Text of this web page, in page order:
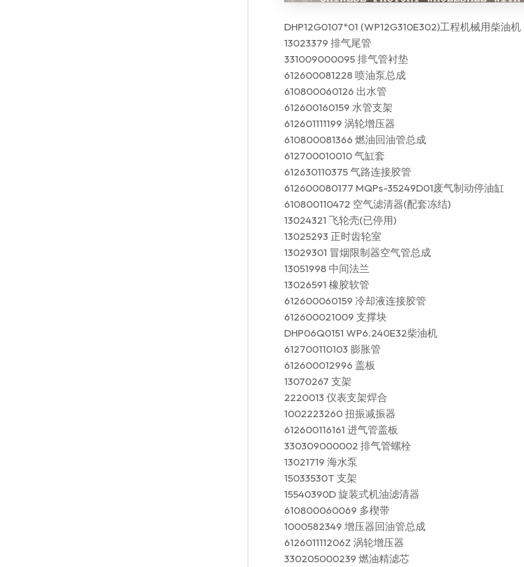
DHP12G0107*01 (WP12G310E302)工程机械用柴油机
13023379 排气尾管
331009000095 排气管衬垫
612600081228 喷油泵总成
610800060126 出水管
612600160159 水管支架
612601111199 涡轮增压器
610800081366 燃油回油管总成
612700010010 气缸套
612630110375 气路连接胶管
612600080177 MQPs-35249D01废气制动停油缸
610800110472 空气滤清器(配套冻结)
13024321 飞轮壳(已停用)
13025293 正时齿轮室
13029301 冒烟限制器空气管总成
13051998 中间法兰
13026591 橡胶软管
612600060159 冷却液连接胶管
612600021009 支撑块
DHP06Q0151 WP6.240E32柴油机
612700110103 膨胀管
612600012996 盖板
13070267 支架
2220013 仪表支架焊合
1002223260 扭振减振器
612600116161 进气管盖板
330309000002 排气管螺栓
13021719 海水泵
15033530T 支架
15540390D 旋装式机油滤清器
610800060069 多楔带
1000582349 增压器回油管总成
612601111206Z 涡轮增压器
330205000239 燃油精滤芯